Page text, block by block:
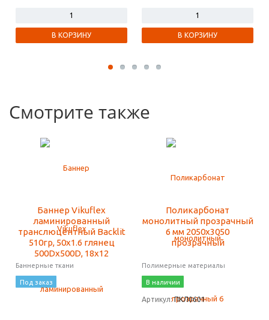
В КОРЗИНУ В КОРЗИНУ
Смотрите также
Баннер Vikuflex
ламинированный
транслюцентный Backlit
510гр, 50x1.6 глянец
500Dx500D, 18x12
Баннерные ткани
Под заказ
Поликарбонат
монолитный прозрачный
6 мм 2050х3050
прозрачный
Полимерные материалы
В наличии
Артикул:ПКЛ0601